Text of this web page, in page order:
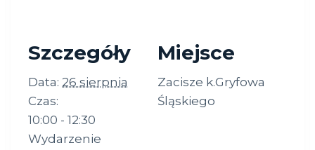
Szczegóły
Data: 26 sierpnia
Czas:
10:00 - 12:30
Wydarzenie
Miejsce
Zacisze k.Gryfowa
Śląskiego